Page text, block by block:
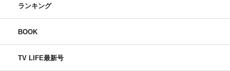
ランキング
BOOK
TV LIFE最新号